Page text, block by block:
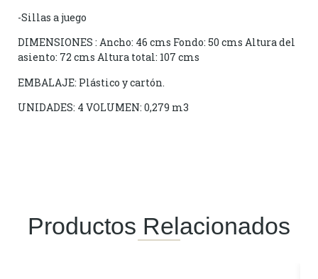
-Sillas a juego
DIMENSIONES : Ancho: 46 cms Fondo: 50 cms Altura del
asiento: 72 cms Altura total: 107 cms
EMBALAJE: Plástico y cartón.
UNIDADES: 4 VOLUMEN: 0,279 m3
Productos Relacionados